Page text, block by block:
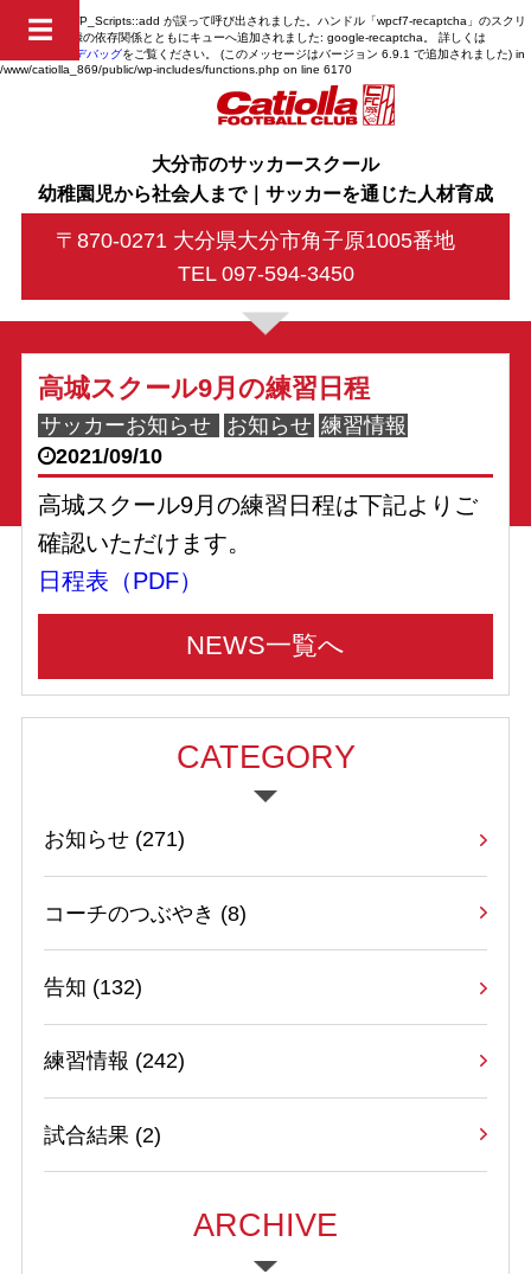
Notice: 関数 WP_Scripts::add が誤って呼び出されました。ハンドル「wpcf7-recaptcha」のスクリ
プトは、未登録の依存関係とともにキューへ追加されました: google-recaptcha。 詳しくは
WordPress のデバッグをご覧ください。 (このメッセージはバージョン 6.9.1 で追加されました) in
/www/catiolla_869/public/wp-includes/functions.php on line 6170
大分市のサッカースクール
幼稚園児から社会人まで｜サッカーを通じた人材育成
〒870-0271 大分県大分市角子原1005番地
TEL 097-594-3450
☰
高城スクール9月の練習日程
サッカーお知らせ お知らせ 練習情報
2021/09/10
高城スクール9月の練習日程は下記よりご
確認いただけます。
日程表（PDF）
NEWS一覧へ
CATEGORY
お知らせ (271)
コーチのつぶやき (8)
告知 (132)
練習情報 (242)
試合結果 (2)
ARCHIVE